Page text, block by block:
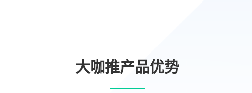
大咖推产品优势